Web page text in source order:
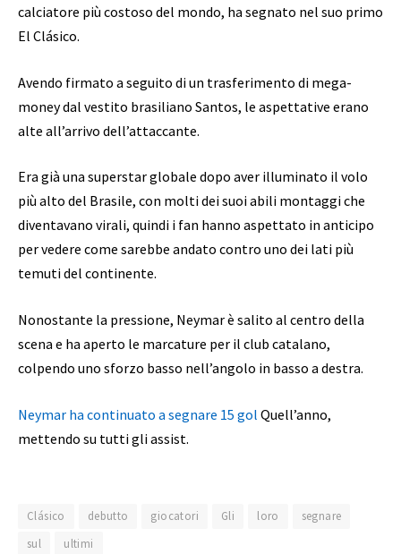
calciatore più costoso del mondo, ha segnato nel suo primo
El Clásico.
Avendo firmato a seguito di un trasferimento di mega-
money dal vestito brasiliano Santos, le aspettative erano
alte all’arrivo dell’attaccante.
Era già una superstar globale dopo aver illuminato il volo
più alto del Brasile, con molti dei suoi abili montaggi che
diventavano virali, quindi i fan hanno aspettato in anticipo
per vedere come sarebbe andato contro uno dei lati più
temuti del continente.
Nonostante la pressione, Neymar è salito al centro della
scena e ha aperto le marcature per il club catalano,
colpendo uno sforzo basso nell’angolo in basso a destra.
Neymar ha continuato a segnare 15 gol Quell’anno,
mettendo su tutti gli assist.
Clásico debutto giocatori Gli loro
segnare
sul
ultimi